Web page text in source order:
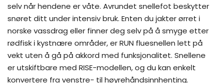
selv når hendene er våte. Avrundet snellefot beskytter
snøret ditt under intensiv bruk. Enten du jakter ørret i
norske vassdrag eller finner deg selv på å smyge etter
rødfisk i kystnære områder, er RUN fluesnellen lett på
vekt uten å gå på akkord med funksjonalitet. Snellene
er utskiftbare med RISE-modellen, og du kan enkelt
konvertere fra venstre- til høyrehåndsinnhenting.